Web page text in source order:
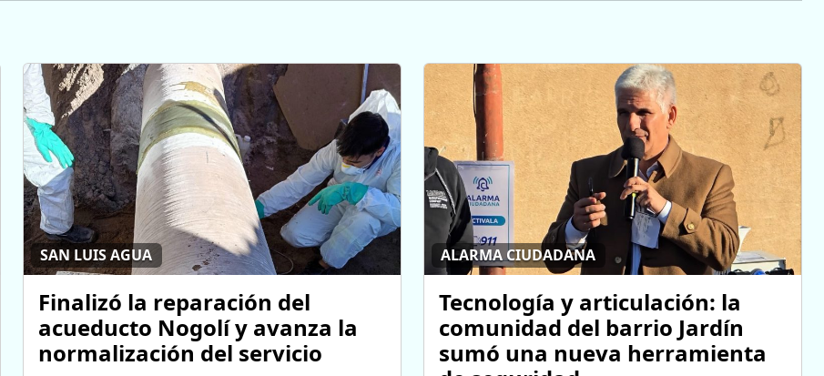
SAN LUIS AGUA
Finalizó la reparación del
acueducto Nogolí y avanza la
normalización del servicio
ALARMA CIUDADANA
Tecnología y articulación: la
comunidad del barrio Jardín
sumó una nueva herramienta